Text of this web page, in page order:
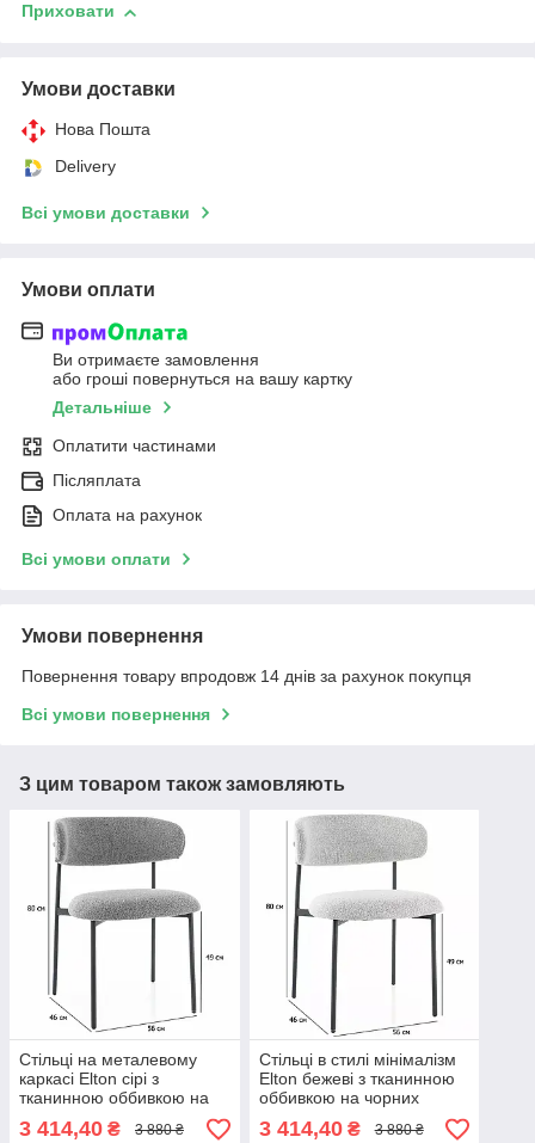
Приховати
Умови доставки
Нова Пошта
Delivery
Всі умови доставки
Умови оплати
Ви отримаєте замовлення
або гроші повернуться на вашу картку
Детальніше
Оплатити частинами
Післяплата
Оплата на рахунок
Всі умови оплати
Умови повернення
Повернення товару впродовж 14 днів за рахунок покупця
Всі умови повернення
З цим товаром також замовляють
Стільці на металевому
каркасі Elton сірі з
тканинною оббивкою на
чорних матових ніжках
3 414,40 ₴ 3 880 ₴
Стільці в стилі мінімалізм
Elton бежеві з тканинною
оббивкою на чорних
матових ніжках
3 414,40₴ 3 880 ₴